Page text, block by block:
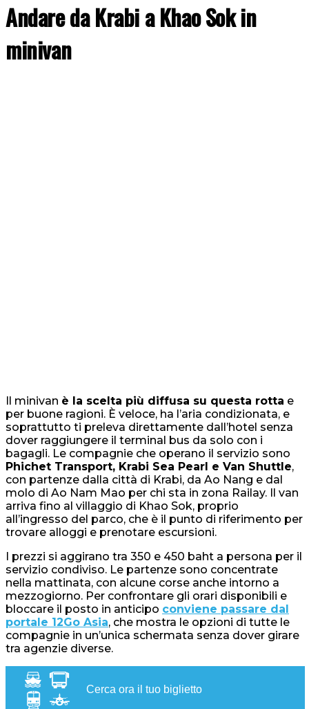
Andare da Krabi a Khao Sok in
minivan
Il minivan è la scelta più diffusa su questa rotta e
per buone ragioni. È veloce, ha l’aria condizionata, e
soprattutto ti preleva direttamente dall’hotel senza
dover raggiungere il terminal bus da solo con i
bagagli. Le compagnie che operano il servizio sono
Phichet Transport, Krabi Sea Pearl e Van Shuttle,
con partenze dalla città di Krabi, da Ao Nang e dal
molo di Ao Nam Mao per chi sta in zona Railay. Il van
arriva fino al villaggio di Khao Sok, proprio
all’ingresso del parco, che è il punto di riferimento per
trovare alloggi e prenotare escursioni.
I prezzi si aggirano tra 350 e 450 baht a persona per il
servizio condiviso. Le partenze sono concentrate
nella mattinata, con alcune corse anche intorno a
mezzogiorno. Per confrontare gli orari disponibili e
bloccare il posto in anticipo conviene passare dal
portale 12Go Asia, che mostra le opzioni di tutte le
compagnie in un’unica schermata senza dover girare
tra agenzie diverse.
Cerca ora il tuo biglietto